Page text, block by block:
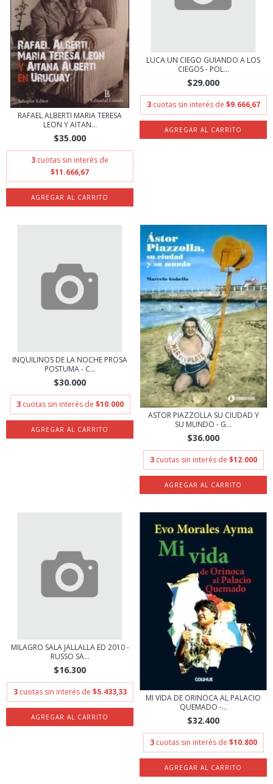
RAFAEL ALBERTI MARIA TERESA
LEON Y AITAN...
$35.000
3 cuotas sin interés de
$11.666,67
LUCA UN CIEGO GUIANDO A LOS
CIEGOS - POL...
$29.000
3 cuotas sin interés de $9.666,67
INQUILINOS DE LA NOCHE PROSA
POSTUMA - C...
$30.000
3 cuotas sin interés de $10.000
ASTOR PIAZZOLLA SU CIUDAD Y
SU MUNDO - G...
$36.000
3 cuotas sin interés de $12.000
MILAGRO SALA JALLALLA ED 2010 -
RUSSO SA...
$16.300
3 cuotas sin interés de $5.433,33
MI VIDA DE ORINOCA AL PALACIO
QUEMADO -...
$32.400
3 cuotas sin interés de $10.800